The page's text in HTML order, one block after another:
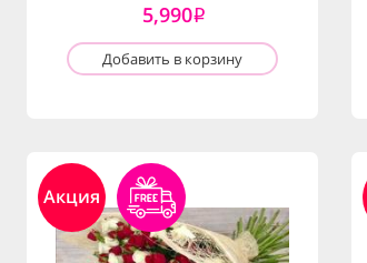
5,990i
Добавить в корзину
Акция